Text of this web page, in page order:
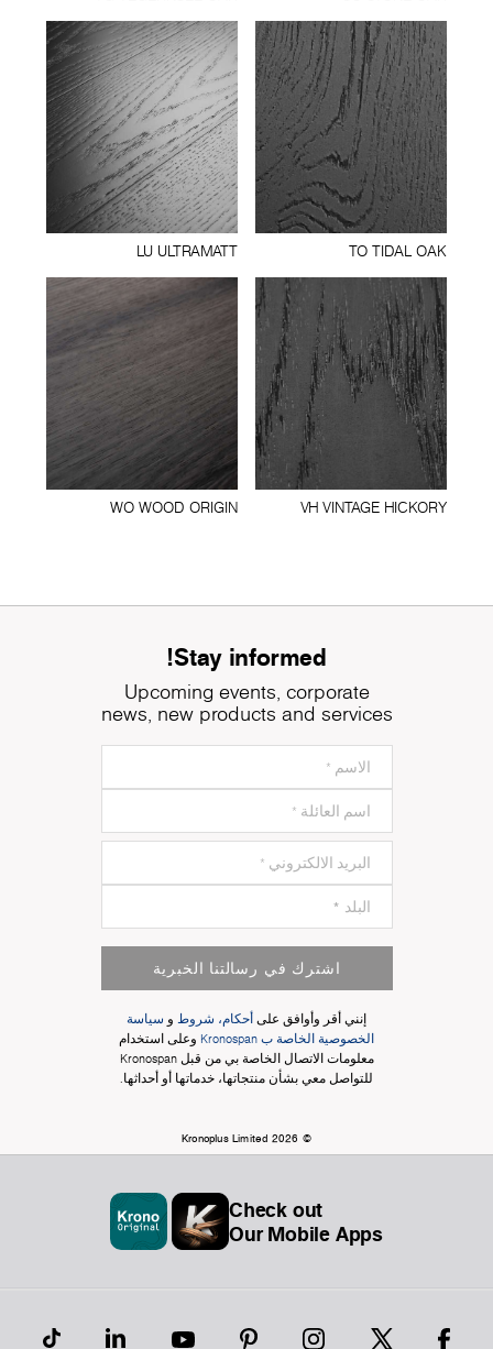
TO TIDAL OAK
LU ULTRAMATT
VH VINTAGE HICKORY
WO WOOD ORIGIN
Stay informed!
Upcoming events, corporate
news, new products and services
اشترك في رسالتنا الخبرية
إنني أقر وأوافق على أحكام، شروط و سياسة
الخصوصية الخاصة ب Kronospan
وعلى استخدام
معلومات الاتصال الخاصة بي من قبل Kronospan
للتواصل معي بشأن منتجاتها، خدماتها أو أحداثها.
© Kronoplus Limited 2026
Check out
Our Mobile Apps